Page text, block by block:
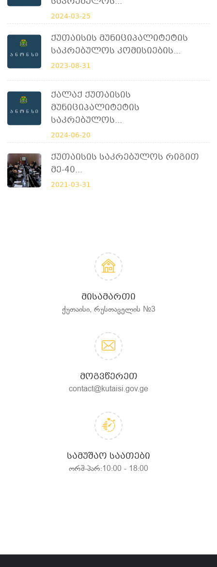
2024-03-25
Ქუთაისის Მუნიციპალიტეტის
Საკრებულოს Კომისიების...
2023-08-31
Ქალაქ Ქუთაისის
Მუნიციპალიტეტის
Საკრებულოს...
2024-06-20
Ქუთაისის Საკრებულოს Რიგით
Მე-40...
2021-03-31
ᲛᲘᲡᲐᲛᲐᲠᲗᲘ
ქუთაისი, რუსთაველის №3
ᲛᲝᲒᲕᲬᲔᲠᲔᲗ
contact@kutaisi.gov.ge
ᲡᲐᲛᲣᲨᲐᲝ ᲡᲐᲐᲗᲔᲑᲘ
ორშ-პარ:10:00 - 18:00